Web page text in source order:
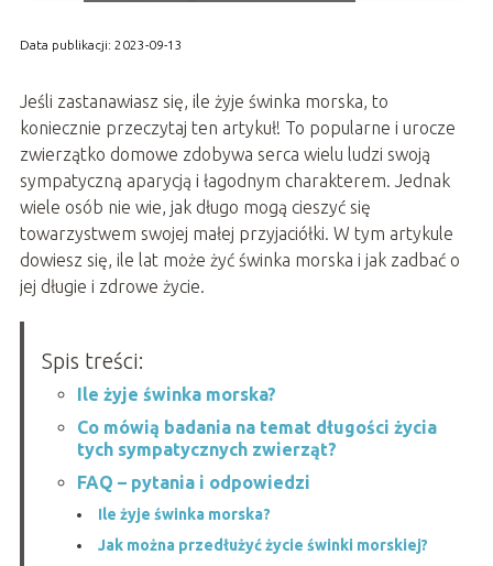
Data publikacji: 2023-09-13
Jeśli zastanawiasz się, ile żyje świnka morska, to
koniecznie przeczytaj ten artykuł! To popularne i urocze
zwierzątko domowe zdobywa serca wielu ludzi swoją
sympatyczną aparycją i łagodnym charakterem. Jednak
wiele osób nie wie, jak długo mogą cieszyć się
towarzystwem swojej małej przyjaciółki. W tym artykule
dowiesz się, ile lat może żyć świnka morska i jak zadbać o
jej długie i zdrowe życie.
Spis treści:
Ile żyje świnka morska?
Co mówią badania na temat długości życia
tych sympatycznych zwierząt?
FAQ – pytania i odpowiedzi
Ile żyje świnka morska?
Jak można przedłużyć życie świnki morskiej?